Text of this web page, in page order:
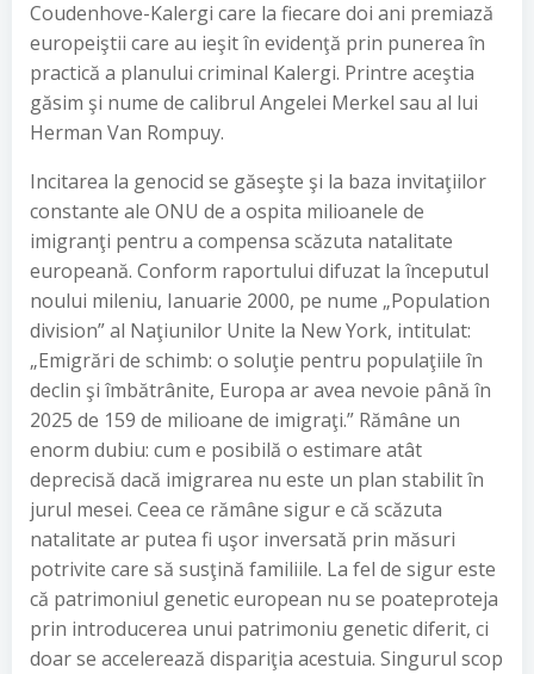
Coudenhove-Kalergi care la fiecare doi ani premiază
europeiştii care au ieşit în evidenţă prin punerea în
practică a planului criminal Kalergi. Printre aceştia
găsim şi nume de calibrul Angelei Merkel sau al lui
Herman Van Rompuy.
Incitarea la genocid se găseşte şi la baza invitaţiilor
constante ale ONU de a ospita milioanele de
imigranţi pentru a compensa scăzuta natalitate
europeană. Conform raportului difuzat la începutul
noului mileniu, Ianuarie 2000, pe nume „Population
division” al Naţiunilor Unite la New York, intitulat:
„Emigrări de schimb: o soluţie pentru populaţiile în
declin şi îmbătrânite, Europa ar avea nevoie până în
2025 de 159 de milioane de imigraţi.” Rămâne un
enorm dubiu: cum e posibilă o estimare atât
deprecisă dacă imigrarea nu este un plan stabilit în
jurul mesei. Ceea ce rămâne sigur e că scăzuta
natalitate ar putea fi uşor inversată prin măsuri
potrivite care să susţină familiile. La fel de sigur este
că patrimoniul genetic european nu se poateproteja
prin introducerea unui patrimoniu genetic diferit, ci
doar se accelerează dispariţia acestuia. Singurul scop